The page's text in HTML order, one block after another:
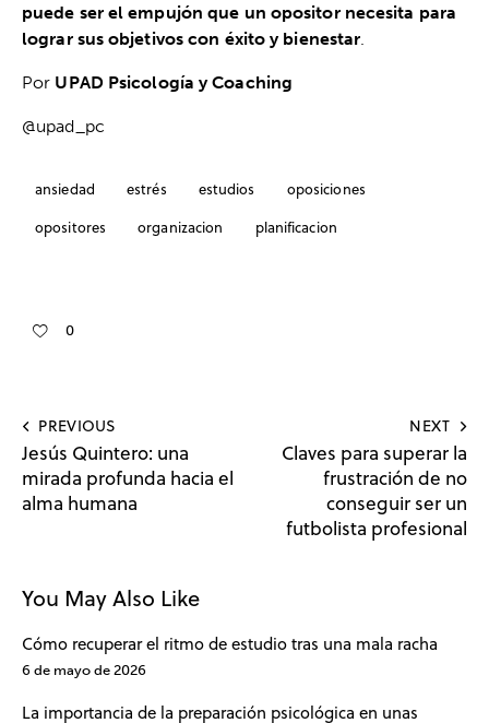
puede ser el empujón que un opositor necesita para
lograr sus objetivos con éxito y bienestar
Por UPAD Psicología y Coaching
@upad_pc
ansiedad estrés estudios
oposiciones
opositores
organizacion planificacion
0
PREVIOUS
Jesús Quintero: una
mirada profunda hacia el
alma humana
NEXT
Claves para superar la
frustración de no
conseguir ser un
futbolista profesional
You May Also Like
Cómo recuperar el ritmo de estudio tras una mala racha
6 de mayo de 2026
La importancia de la preparación psicológica en unas